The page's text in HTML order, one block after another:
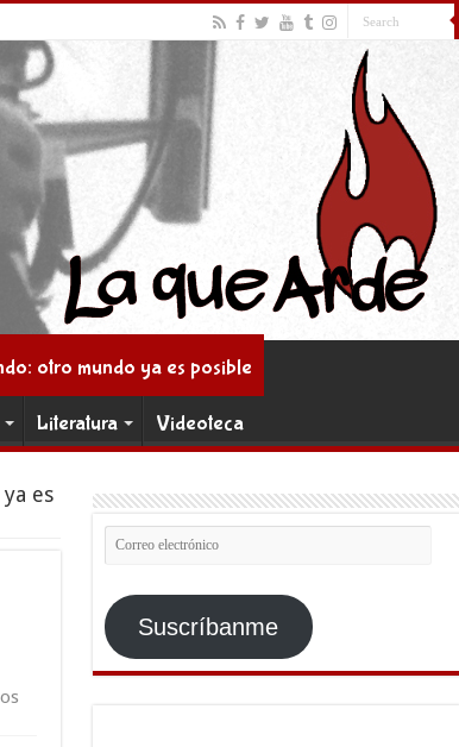
otro mundo ya es posible
Literatura Videoteca
es
Correo
electrónico
Suscríbanme